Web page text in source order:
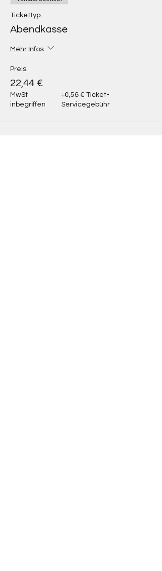
Tickettyp
Abendkasse
Mehr Infos
Preis
22,44 €
MwSt
inbegriffen
+0,56 € Ticket-
Servicegebühr